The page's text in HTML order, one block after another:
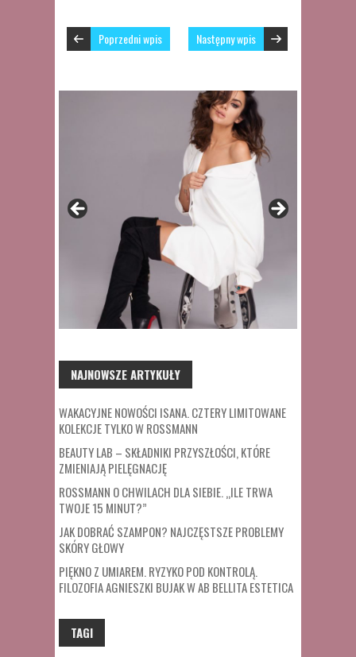
Poprzedni wpis Następny wpis
NAJNOWSZE ARTYKUŁY
WAKACYJNE NOWOŚCI ISANA. CZTERY LIMITOWANE
KOLEKCJE TYLKO W ROSSMANN
BEAUTY LAB – SKŁADNIKI PRZYSZŁOŚCI, KTÓRE
ZMIENIAJĄ PIELĘGNACJĘ
ROSSMANN O CHWILACH DLA SIEBIE. „ILE TRWA
TWOJE 15 MINUT?”
JAK DOBRAĆ SZAMPON? NAJCZĘSTSZE PROBLEMY
SKÓRY GŁOWY
PIĘKNO Z UMIAREM. RYZYKO POD KONTROLĄ.
FILOZOFIA AGNIESZKI BUJAK W AB BELLITA ESTETICA
TAGI